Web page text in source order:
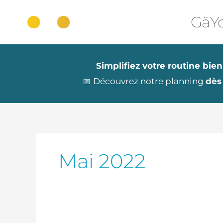
contenu
Simplifiez votre routine
📅 Découvrez notre planning
Mai 2022